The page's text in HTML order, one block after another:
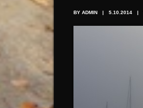
BY ADMIN | 5.10.2014 |